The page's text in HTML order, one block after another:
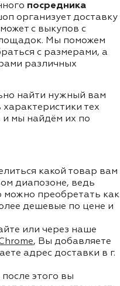
посредника
организует доставку
с выкупов с
Мы поможем
с размерами, а
различных
найти нужный вам
характеристики тех
мы найдём их по
какой товар вам
диапозоне, ведь
можно преобретать как
дешевые по цене и
или через наше
, Вы добавляете
адрес доставки в г.
этого вы